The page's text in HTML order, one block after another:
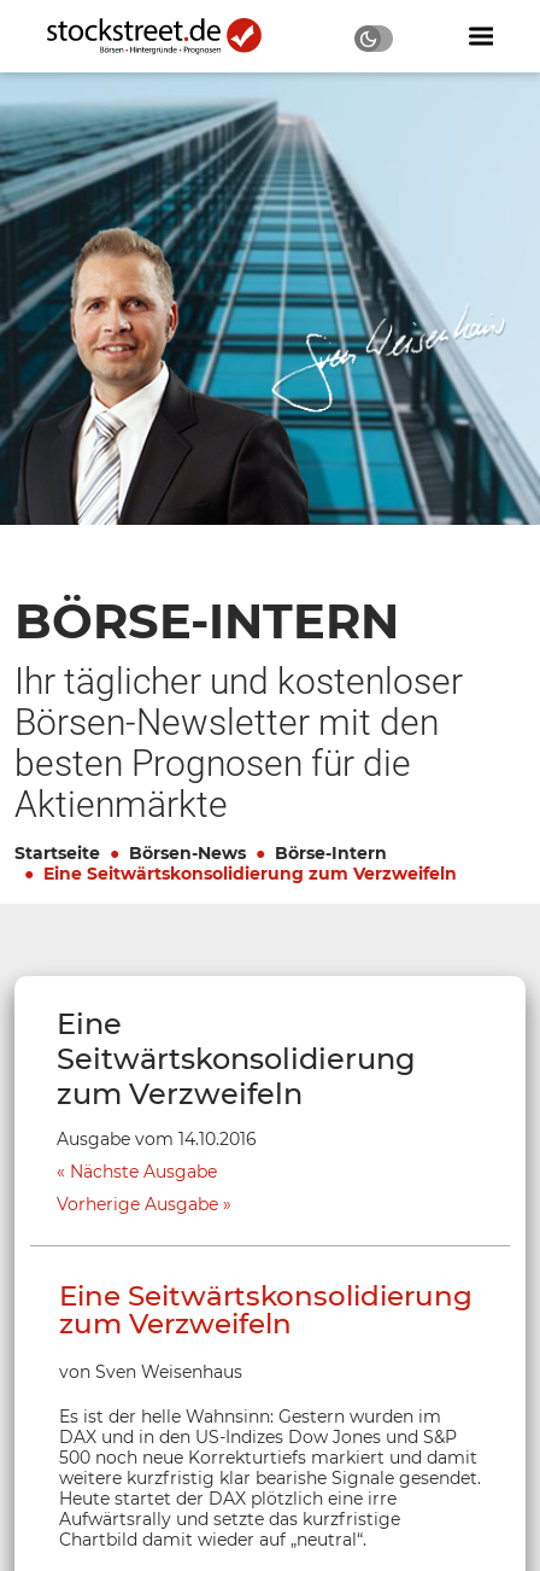
BÖRSE-INTERN
Ihr täglicher und kostenloser
Börsen-Newsletter mit den
besten Prognosen für die
Aktienmärkte
Startseite Börsen-News
Börse-Intern
Eine Seitwärtskonsolidierung zum Verzweifeln
Eine
Seitwärtskonsolidierung
zum Verzweifeln
Ausgabe vom 14.10.2016
Nächste Ausgabe
Vorherige Ausgabe
Eine Seitwärtskonsolidierung
zum Verzweifeln
von Sven Weisenhaus
Es ist der helle Wahnsinn: Gestern wurden im
DAX und in den US-Indizes Dow Jones und S&P
500 noch neue Korrekturtiefs markiert und damit
weitere kurzfristig klar bearishe Signale gesendet.
Heute startet der DAX plötzlich eine irre
Aufwärtsrally und setzte das kurzfristige
Chartbild damit wieder auf „neutral“.